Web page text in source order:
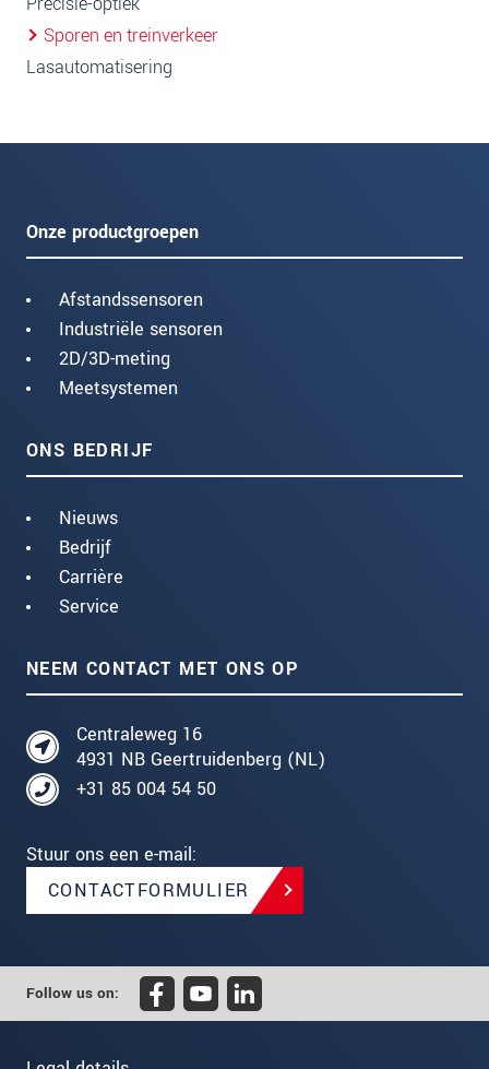
Sporen en treinverkeer
Lasautomatisering
Onze productgroepen
Afstandssensoren
Industriële sensoren
2D/3D-meting
Meetsystemen
ONS BEDRIJF
Nieuws
Bedrijf
Carrière
Service
NEEM CONTACT MET ONS OP
Centraleweg 16
4931 NB Geertruidenberg (NL)
+31 85 004 54 50
Stuur ons een e-mail:
CONTACTFORMULIER
Follow us on: